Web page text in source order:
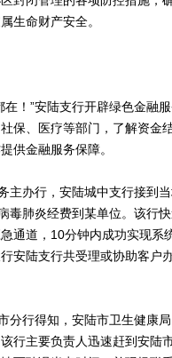
生命财产安全。
！”安陆支行开辟绿色金融
保、医疗等部门，了解资金
供金融服务保障。
办行，安陆城中支行接到当
毒肺炎经费到某单位。该行
通道，10分钟内成功实现系
安陆支行共受理或协助客户
行得知，安陆市卫生健康局
行主要负责人迅速赶到安陆